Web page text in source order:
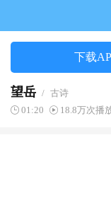
下载
望岳 / 古诗
01:20
18.8万次播